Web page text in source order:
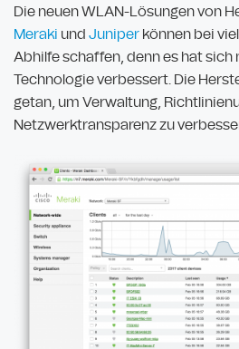
Die neuen WLAN-Lösungen von
Meraki undJuniperkönnen bei
Abhilfe schaffen, denn es hat sich
Technologie verbessert. Die
getan, um Verwaltung,
Netzwerktransparenz zu